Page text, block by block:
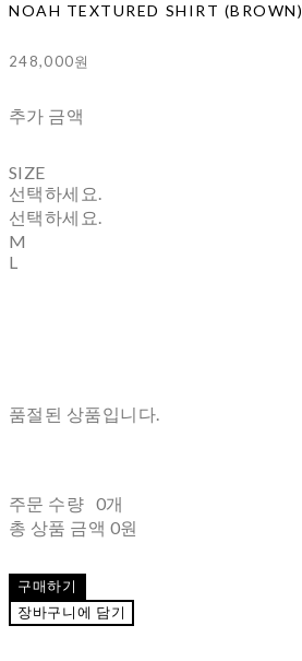
NOAH TEXTURED SHIRT (BROWN)
248,000원
추가 금액
SIZE
선택하세요.
선택하세요.
M
L
품절된 상품입니다.
주문 수량 0개
총 상품 금액 0원
구매하기
장바구니에 담기